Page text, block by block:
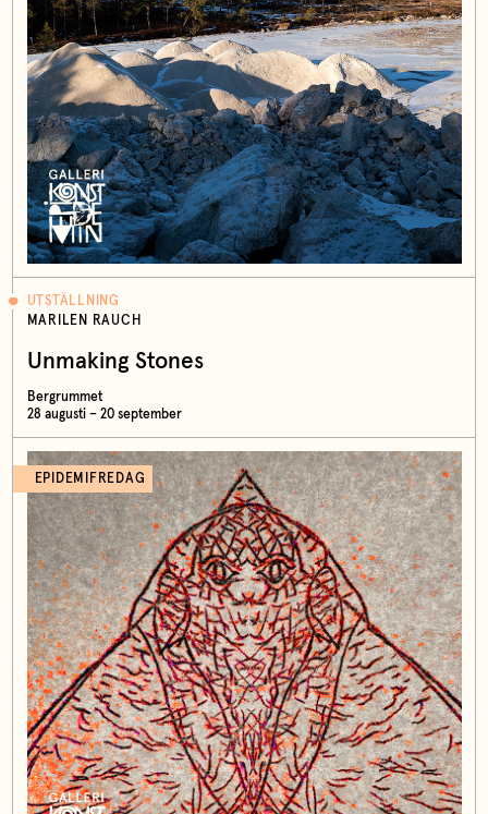
UTSTÄLLNING
MARILEN RAUCH
Unmaking Stones
Bergrummet
28 augusti – 20 september
EPIDEMIFREDAG